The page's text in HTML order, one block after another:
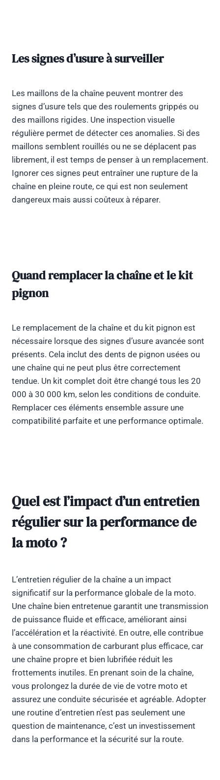
Les signes d’usure à surveiller
Les maillons de la chaîne peuvent montrer des
signes d’usure tels que des roulements grippés ou
des maillons rigides. Une inspection visuelle
régulière permet de détecter ces anomalies. Si des
maillons semblent rouillés ou ne se déplacent pas
librement, il est temps de penser à un remplacement.
Ignorer ces signes peut entraîner une rupture de la
chaîne en pleine route, ce qui est non seulement
dangereux mais aussi coûteux à réparer.
Quand remplacer la chaîne et le kit
pignon
Le remplacement de la chaîne et du kit pignon est
nécessaire lorsque des signes d’usure avancée sont
présents. Cela inclut des dents de pignon usées ou
une chaîne qui ne peut plus être correctement
tendue. Un kit complet doit être changé tous les 20
000 à 30 000 km, selon les conditions de conduite.
Remplacer ces éléments ensemble assure une
compatibilité parfaite et une performance optimale.
Quel est l’impact d’un entretien
régulier sur la performance de
la moto ?
L’entretien régulier de la chaîne a un impact
significatif sur la performance globale de la moto.
Une chaîne bien entretenue garantit une transmission
de puissance fluide et efficace, améliorant ainsi
l’accélération et la réactivité. En outre, elle contribue
à une consommation de carburant plus efficace, car
une chaîne propre et bien lubrifiée réduit les
frottements inutiles. En prenant soin de la chaîne,
vous prolongez la durée de vie de votre moto et
assurez une conduite sécurisée et agréable. Adopter
une routine d’entretien n’est pas seulement une
question de maintenance, c’est un investissement
dans la performance et la sécurité sur la route.